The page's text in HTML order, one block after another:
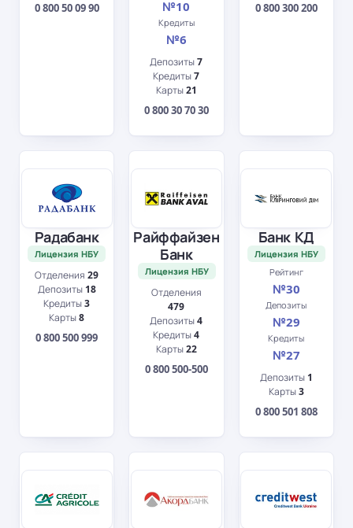
0 800 50 09 90 №10
Кредиты
№6
Депозиты7
Кредиты7
Карты21
0 800 30 70 30
0 800 300 200
Радабанк
Лицензия НБУ
Отделения29
Депозиты 18
Кредиты3
Карты8
0 800 500 999
Райффайзен
Банк
Лицензия НБУ
Отделения
479
Депозиты4
Кредиты4
Карты22
0 800 500-500
Банк КД
Лицензия НБУ
Рейтинг
№30
Депозиты
№29
Кредиты
№27
Депозиты 1
Карты3
0 800 501 808